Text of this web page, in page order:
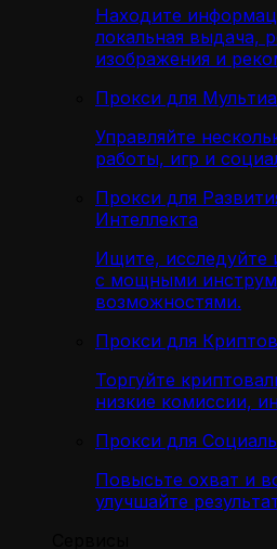
Находите
локальная выдача,
изображения и
Прокси для
Управляйте
работы, игр и
Прокси для
Интеллекта
Ищите, исследуйте
с мощными
возможностями.
Прокси для
Торгуйте
низкие комиссии,
Прокси для
Повысьте охват и
улучшайте